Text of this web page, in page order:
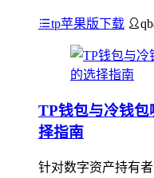
tp苹果版下载
TP钱包与冷钱
择指南
针对数字资产持有